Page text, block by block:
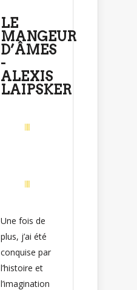
LE
MANGEUR
D’ÂMES
-
ALEXIS
LAIPSKER
Une fois de
plus, j’ai été
conquise par
l’histoire et
l’imagination